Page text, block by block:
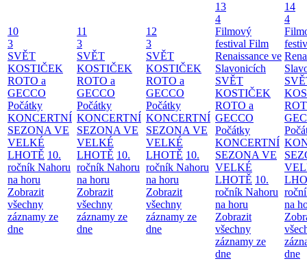
10
3
SVĚT
KOSTIČEK
ROTO a
GECCO
Počátky
KONCERTNÍ
SEZONA VE
VELKÉ
LHOTĚ 10.
ročník Nahoru
na horu
Zobrazit
všechny
záznamy ze
dne
11
3
SVĚT
KOSTIČEK
ROTO a
GECCO
Počátky
KONCERTNÍ
SEZONA VE
VELKÉ
LHOTĚ 10.
ročník Nahoru
na horu
Zobrazit
všechny
záznamy ze
dne
12
3
SVĚT
KOSTIČEK
ROTO a
GECCO
Počátky
KONCERTNÍ
SEZONA VE
VELKÉ
LHOTĚ 10.
ročník Nahoru
na horu
Zobrazit
všechny
záznamy ze
dne
13
4
Filmový
festival Film
Renaissance ve
Slavonicích
SVĚT
KOSTIČEK
ROTO a
GECCO
Počátky
KONCERTNÍ
SEZONA VE
VELKÉ
LHOTĚ 10.
ročník Nahoru
na horu
Zobrazit
všechny
záznamy ze
dne
14
4
na
dne